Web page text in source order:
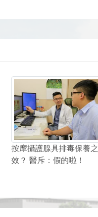
按摩攝護腺具排毒保養之
效？ 醫斥：假的啦！